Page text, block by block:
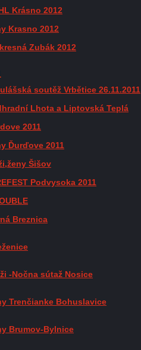
Krásno 2012
Krasno 2012
Zubák 2012
soutěž Vrbětice 26.11.2011
Lhota a Liptovská Teplá
2011
Ďurďove 2011
Šišov
Podvysoka 2011
Breznica
-Nočna sútaž Nosice
Trenčianke Bohuslavice
Brumov-Bylnice